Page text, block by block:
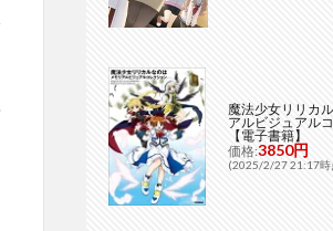
魔法少女リリカ
アルビジュアル
【電子書籍】
価格:3850円
(2025/2/27 21:17時